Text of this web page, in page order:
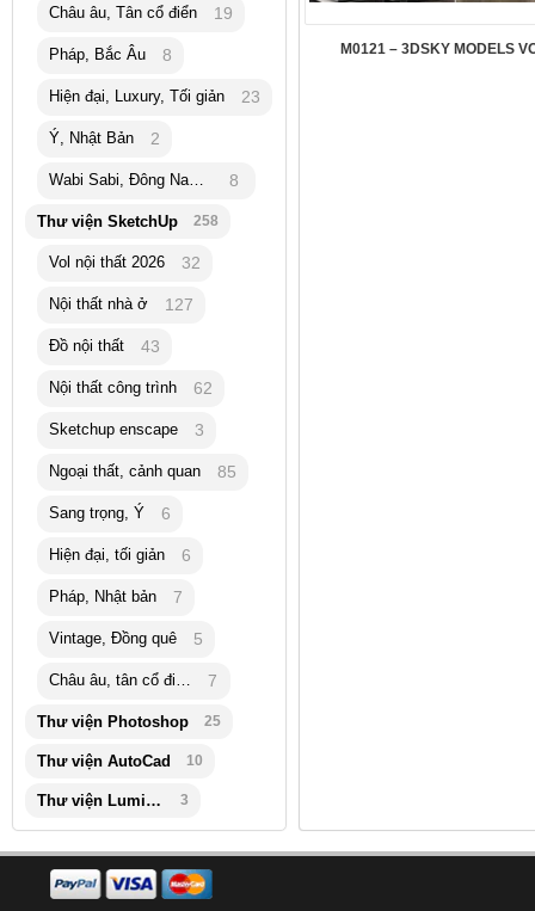
M0121 – 3DSKY MODELS
Châu âu, Tân cổ điển 19
Pháp, Bắc Âu 8
Hiện đại, Luxury, Tối giản 23
Ý, Nhật Bản 2
Wabi Sabi, Đông Nam Á 8
Thư viện SketchUp 258
Vol nội thất 2026 32
Nội thất nhà ở 127
Đồ nội thất 43
Nội thất công trình 62
Sketchup enscape 3
Ngoại thất, cảnh quan 85
Sang trọng, Ý 6
Hiện đại, tối giản 6
Pháp, Nhật bản 7
Vintage, Đồng quê 5
Châu âu, tân cổ điển 7
Thư viện Photoshop 25
Thư viện AutoCad 10
Thư viện Lumion 3